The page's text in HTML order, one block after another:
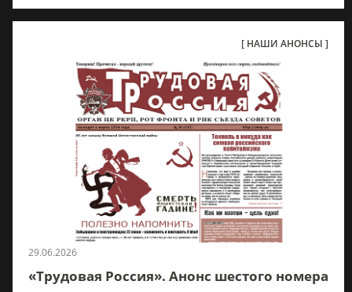
НАШИ АНОНСЫ
29.06.2026
«Трудовая Россия». Анонс шестого номера